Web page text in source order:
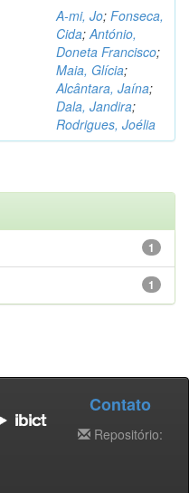
A-mi, Jo; Fonseca,
Cida;António,
Doneta Francisco;
Maia, Glícia;
Alcântara, Jaína;
Dala, Jandira;
Rodrigues, Joélia
1
1
Contato
Repositório: